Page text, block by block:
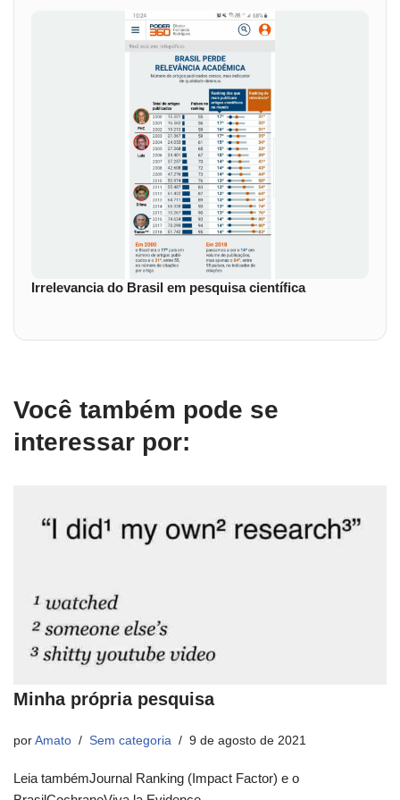
Irrelevancia do Brasil em pesquisa científica
Você também pode se
interessar por:
Minha própria pesquisa
por Amato Sem categoria 9 de agosto de 2021
Leia tambémJournal Ranking (Impact Factor) e o